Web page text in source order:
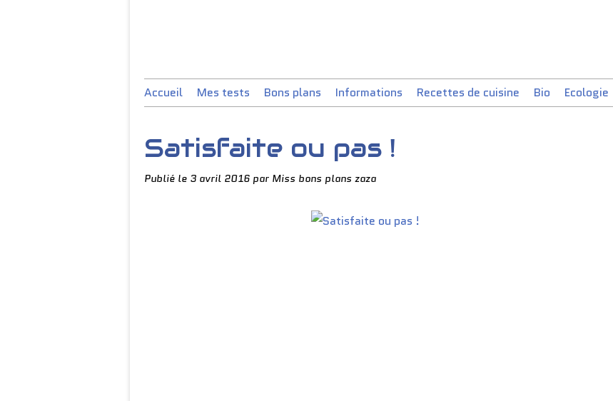
Accueil Mes tests Bons plans Informations Recettes de cuisine Bio Ecologie
Satisfaite ou pas !
Publié le 3 avril 2016 par Miss bons plans zaza